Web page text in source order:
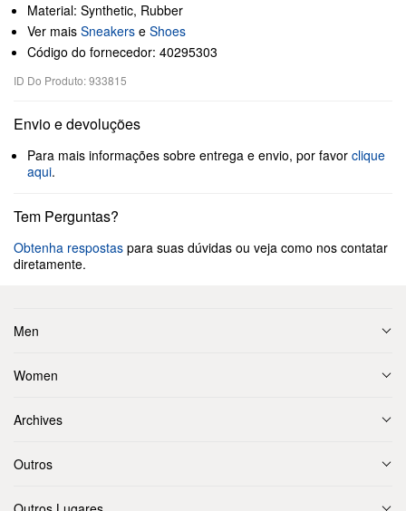
Material: Synthetic, Rubber
Ver mais Sneakers e Shoes
Código do fornecedor: 40295303
ID Do Produto: 933815
Envio e devoluções
Para mais informações sobre entrega e envio, por favor clique
aqui.
Tem Perguntas?
Obtenha respostas para suas dúvidas ou veja como nos contatar
diretamente.
Men
Women
Archives
Outros